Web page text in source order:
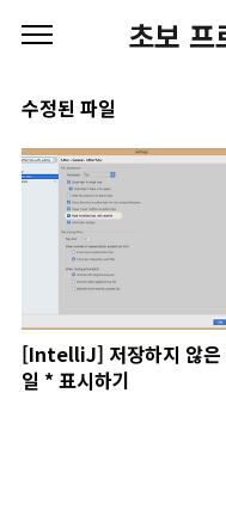
초보 프
수정된 파일
[IntelliJ] 저장하지 않은
일 * 표시하기